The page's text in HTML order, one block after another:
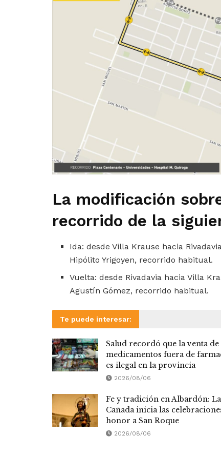
La modificación
recorrido de la
Ida: desde Villa Krause hacia
Hipólito Yrigoyen, recorrido habitual.
Vuelta: desde Rivadavia hacia Villa
Agustín Gómez, recorrido habitual.
Te puede interesar:
Salud recordó que la venta de
medicamentos fuera de
es ilegal en la provincia
2026/08/06
Fe y tradición en Albardón: La
Cañada inicia las
honor a San Roque
2026/08/06